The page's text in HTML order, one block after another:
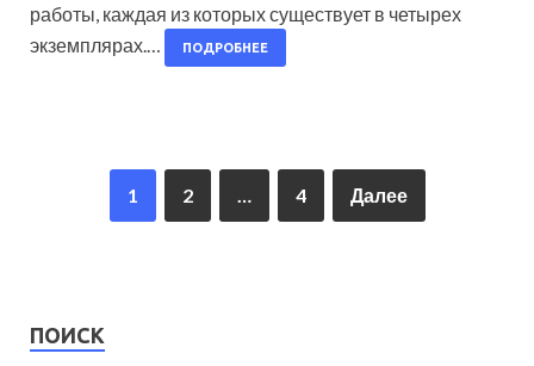
работы, каждая из которых существует в четырех
экземплярах.…
ПОДРОБНЕЕ
1 2 4 Далее
ПОИСК